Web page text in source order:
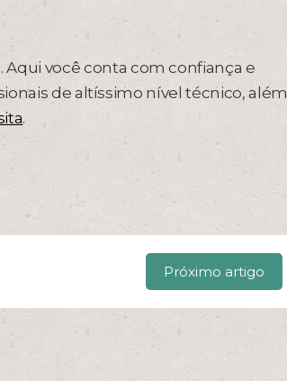
você conta com confiança e
de altíssimo nível técnico, além
.
Próximo artigo